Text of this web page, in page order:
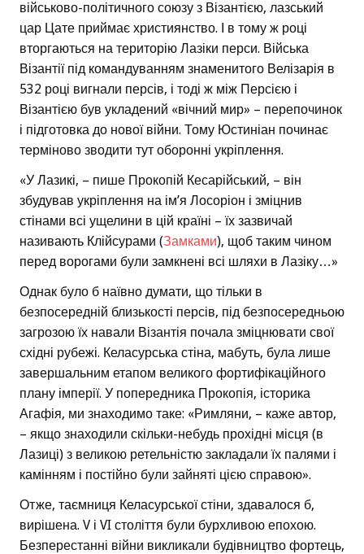
військово-політичного союзу з Візантією, лазський
цар Цате приймає християнство. І в тому ж році
вторгаються на територію Лазіки перси. Війська
Візантії під командуванням знаменитого Велізарія в
532 році вигнали персів, і тоді ж між Персією і
Візантією був укладений «вічний мир» – перепочинок
і підготовка до нової війни. Тому Юстиніан починає
терміново зводити тут оборонні укріплення.
«У Лазикі, – пише Прокопій Кесарійський, – він
збудував укріплення на ім’я Лосоріон і зміцнив
стінами всі ущелини в цій країні – їх зазвичай
називають Клійсурами (Замками), щоб таким чином
перед ворогами були замкнені всі шляхи в Лазіку…»
Однак було б наївно думати, що тільки в
безпосередній близькості персів, під безпосередньою
загрозою їх навали Візантія почала зміцнювати свої
східні рубежі. Келасурська стіна, мабуть, була лише
завершальним етапом великого фортифікаційного
плану імперії. У попередника Прокопія, історика
Агафія, ми знаходимо таке: «Римляни, – каже автор,
– якщо знаходили скільки-небудь прохідні місця (в
Лазиці) з великою ретельністю закладали їх палями і
камінням і постійно були зайняті цією справою».
Отже, таємниця Келасурської стіни, здавалося б,
вирішена. V і VI століття були бурхливою епохою.
Безперестанні війни викликали будівництво фортець,